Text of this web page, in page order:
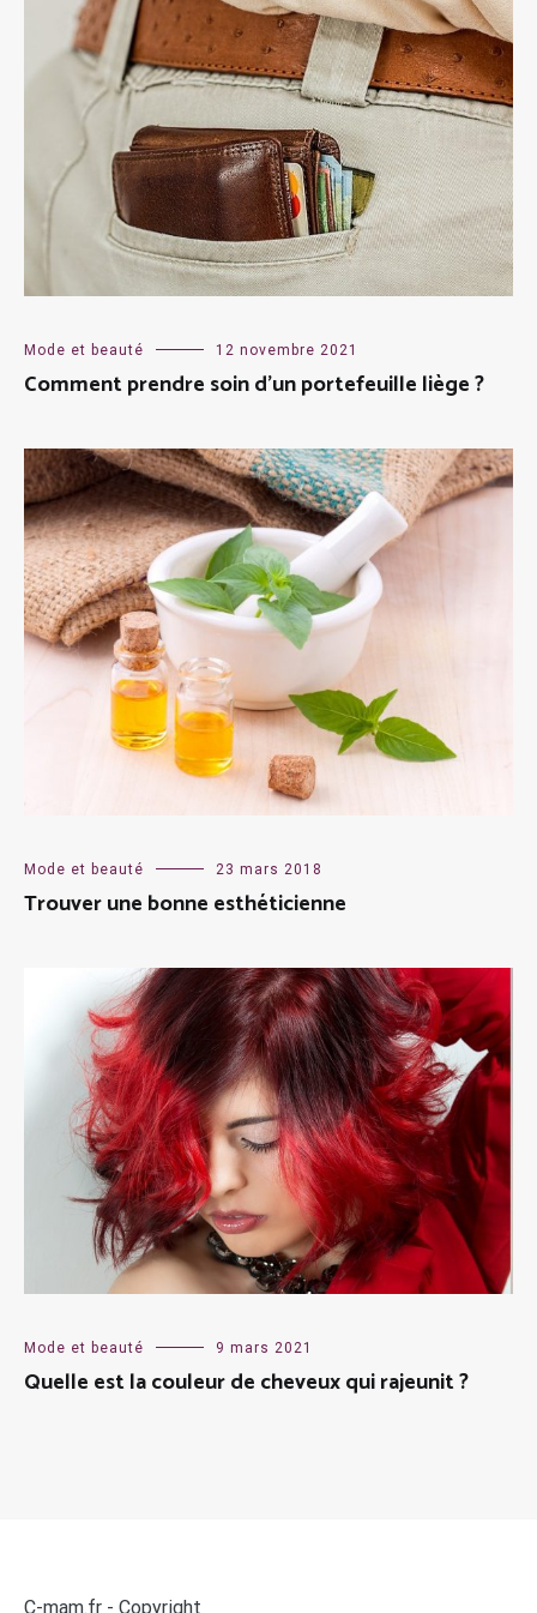
Mode et beauté 12 novembre 2021
Comment prendre soin d’un portefeuille liège ?
Mode et beauté 23 mars 2018
Trouver une bonne esthéticienne
Mode et beauté 9 mars 2021
Quelle est la couleur de cheveux qui rajeunit ?
C-mam.fr - Copyright